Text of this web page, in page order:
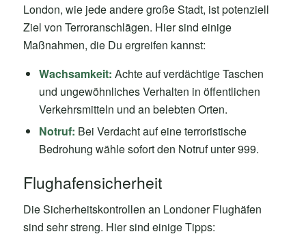
London, wie jede andere große Stadt, ist potenziell
Ziel von Terroranschlägen. Hier sind einige
Maßnahmen, die Du ergreifen kannst:
Wachsamkeit: Achte auf verdächtige Taschen
und ungewöhnliches Verhalten in öffentlichen
Verkehrsmitteln und an belebten Orten.
Notruf: Bei Verdacht auf eine terroristische
Bedrohung wähle sofort den Notruf unter 999.
Flughafensicherheit
Die Sicherheitskontrollen an Londoner Flughäfen
sind sehr streng. Hier sind einige Tipps: